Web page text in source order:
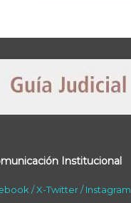
Institucional
/X-Twitter/Instagram